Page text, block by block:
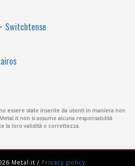
- Switchtense
essere state inserite da utenti in maniera non
non si assume alcuna responsabilità
la loro validità o correttezza.
Metal.it / Privacy policy